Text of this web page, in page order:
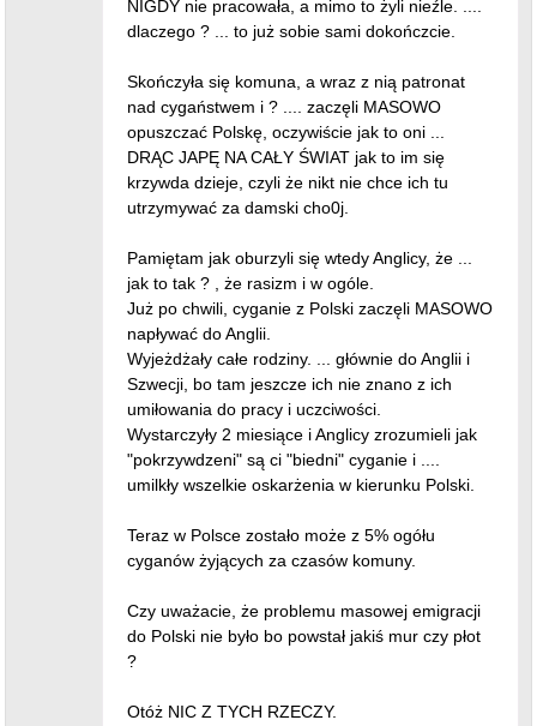
NIGDY nie pracowała, a mimo to żyli nieźle. ....
dlaczego ? ... to już sobie sami dokończcie.
Skończyła się komuna, a wraz z nią patronat
nad cygaństwem i ? .... zaczęli MASOWO
opuszczać Polskę, oczywiście jak to oni ...
DRĄC JAPĘ NA CAŁY ŚWIAT jak to im się
krzywda dzieje, czyli że nikt nie chce ich tu
utrzymywać za damski cho0j.
Pamiętam jak oburzyli się wtedy Anglicy, że ...
jak to tak ? , że rasizm i w ogóle.
Już po chwili, cyganie z Polski zaczęli MASOWO
napływać do Anglii.
Wyjeżdżały całe rodziny. ... głównie do Anglii i
Szwecji, bo tam jeszcze ich nie znano z ich
umiłowania do pracy i uczciwości.
Wystarczyły 2 miesiące i Anglicy zrozumieli jak
"pokrzywdzeni" są ci "biedni" cyganie i ....
umilkły wszelkie oskarżenia w kierunku Polski.
Teraz w Polsce zostało może z 5% ogółu
cyganów żyjących za czasów komuny.
Czy uważacie, że problemu masowej emigracji
do Polski nie było bo powstał jakiś mur czy płot
?
Otóż NIC Z TYCH RZECZY.